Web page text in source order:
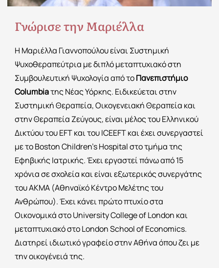
Γνώρισε την Μαριέλλα
Η Μαριέλλα Γιαννοπούλου είναι Συστημική
Ψυχοθεραπεύτρια με διπλό μεταπτυχιακό στη
Συμβουλευτική Ψυχολογία από τοΠανεπιστήμιο
Columbiaτης Νέας Υόρκης. Ειδικεύεται στην
Συστημική Θεραπεία, Οικογενειακή Θεραπεία και
στην Θεραπεία Ζεύγους, είναι μέλος του Ελληνικού
Δικτύου του EFT και του ICEEFT και έχει συνεργαστεί
με το Boston Children’s Hospital στο τμήμα της
Εφηβικής Ιατρικής. Έχει εργαστεί πάνω από 15
χρόνια σε σχολεία και είναι εξωτερικός συνεργάτης
του ΑΚΜΑ (Αθηναϊκό Κέντρο Μελέτης του
Ανθρώπου). Έχει κάνει πρώτο πτυχίο στα
Οικονομικά στο University College of London και
μεταπτυχιακό στο London School of Economics.
Διατηρεί ιδιωτικό γραφείο στην Αθήνα όπου ζει με
την οικογένειά της.